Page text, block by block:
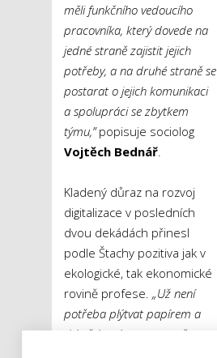
měli funkčního vedoucího
pracovníka, který dovede na
jedné straně zajistit jejich
potřeby, a na druhé straně se
postarat o jejich komunikaci
a spolupráci se zbytkem
týmu,”popisuje sociolog
Vojtěch Bednář
Kladený důraz na rozvoj
digitalizace v posledních
dvou dekádách přinesl
podle Štachy pozitiva jak v
ekologické, tak ekonomické
rovině profese. „Už není
potřeba plýtvat papírem a
tiskařskou barvou na něco